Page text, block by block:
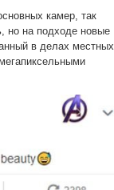
камер, так
но на подходе новые
в делах местных